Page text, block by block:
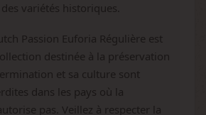
variétés historiques.
Passion Euforia Régulière est
destinée à la préservation
et sa culture sont
dans les pays où la
pas. Veillez à respecter la